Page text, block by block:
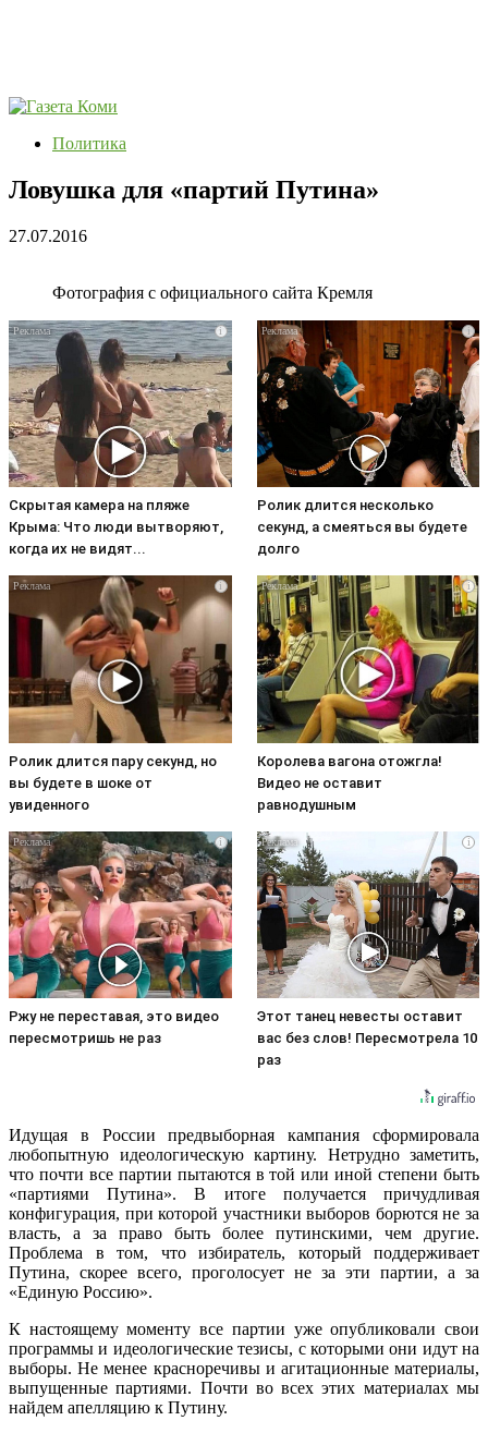
Политика
Ловушка для «партий Путина»
27.07.2016
Фотография с официального сайта Кремля
i
Скрытая камера на пляже
Крыма: Что люди вытворяют,
когда их не видят...
i
Ролик длится несколько
секунд, а смеяться вы будете
долго
i
Ролик длится пару секунд, но
вы будете в шоке от
увиденного
i
Королева вагона отожгла!
Видео не оставит
равнодушным
i
Ржу не переставая, это видео
пересмотришь не раз
i
Этот танец невесты оставит
вас без слов! Пересмотрела 10
раз
Идущая в России предвыборная кампания сформировала
любопытную идеологическую картину. Нетрудно заметить,
что почти все партии пытаются в той или иной степени быть
«партиями Путина». В итоге получается причудливая
конфигурация, при которой участники выборов борются не за
власть, а за право быть более путинскими, чем другие.
Проблема в том, что избиратель, который поддерживает
Путина, скорее всего, проголосует не за эти партии, а за
«Единую Россию».
К настоящему моменту все партии уже опубликовали свои
программы и идеологические тезисы, с которыми они идут на
выборы. Не менее красноречивы и агитационные материалы,
выпущенные партиями. Почти во всех этих материалах мы
найдем апелляцию к Путину.